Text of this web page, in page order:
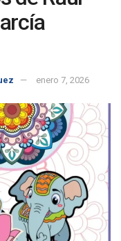
enero 7, 2026